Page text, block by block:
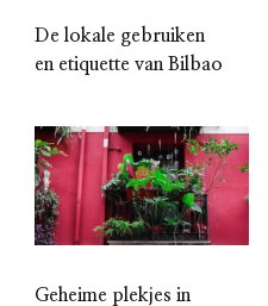
De lokale gebruiken
en etiquette van Bilbao
Geheime plekjes in